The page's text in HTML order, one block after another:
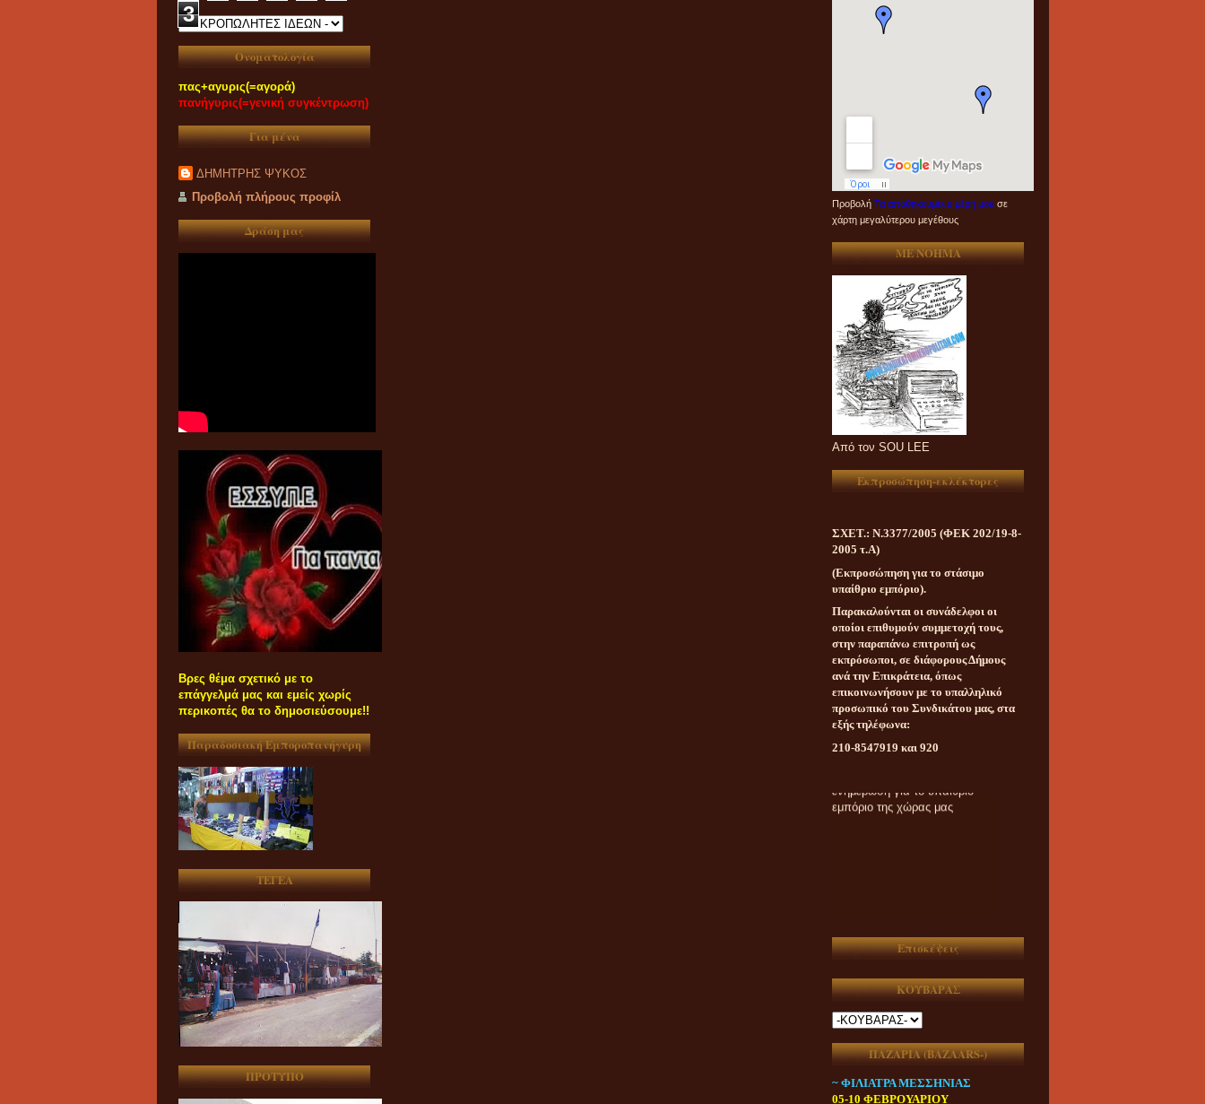
3
Ονοματολογία
πας+αγυρις(=αγορά)
πανήγυρις(=γενική συγκέντρωση)
Για μένα
ΔΗΜΗΤΡΗΣ ΨΥΚΟΣ
Προβολή πλήρους προφίλ
Δράση μας
Βρες θέμα σχετικό με το
επάγγελμά μας και εμείς χωρίς
περικοπές θα το δημοσιεύσουμε!!
Παραδοσιακή Εμποροπανήγυρη
ΤΕΓΕΑ
ΠΡΟΤΥΠΟ
Προβολή Τα αποθηκευμένα μέρη μου σε
χάρτη μεγαλύτερου μεγέθους
ME NOHMA
Aπό τον SOU LEE
Εκπροσώπηση-εκλέκτορες
ΣΧΕΤ.: Ν.3377/2005 (ΦΕΚ 202/19-8-
2005 τ.Α)
(Εκπροσώπηση για το στάσιμο
υπαίθριο εμπόριο).
Παρακαλούνται οι συνάδελφοι οι
οποίοι επιθυμούν συμμετοχή τους,
στην παραπάνω επιτροπή ως
εκπρόσωποι, σε διάφορους Δήμους
ανά την Επικράτεια, όπως
επικοινωνήσουν με το υπαλληλικό
προσωπικό του Συνδικάτου μας, στα
εξής τηλέφωνα:
210-8547919 και 920
Καθημερινή ασυμβίβαστη
Επισκέψεις
ΚΟΥΒΑΡΑΣ
ΠΑΖΑΡΙΑ (ΒAZAARS-)
~ ΦΙΛΙΑΤΡΑ ΜΕΣΣΗΝΙΑΣ
05-10 ΦΕΒΡΟΥΑΡΙΟΥ